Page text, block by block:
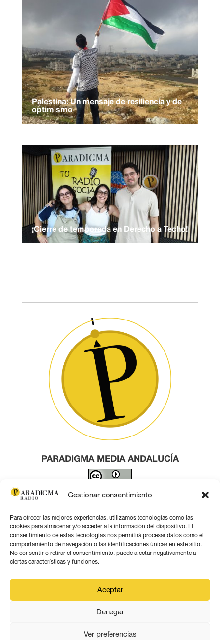
Gestionar consentimiento
Para ofrecer las mejores experiencias, utilizamos tecnologías como las
cookies para almacenar y/o acceder a la información del dispositivo. El
consentimiento de estas tecnologías nos permitirá procesar datos como el
comportamiento de navegación o las identificaciones únicas en este sitio.
No consentir o retirar el consentimiento, puede afectar negativamente a
ciertas características y funciones.
Aceptar
Denegar
Ver preferencias
Palestina: Un mensaje de resiliencia y de
optimismo
¡Cierre de temporada en Derecho a Techo!
PARADIGMA MEDIA ANDALUCÍA
Este obra está bajo una licencia de Creative Commons
Contacto por correo
Aviso legal